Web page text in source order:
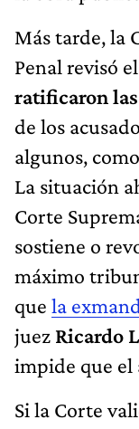
Más tarde, la
Penal revisó
ratificaron
de los
algunos, como
La situación
Corte
sostiene o
máximo
que la
juez Ricardo
impide que el
Si la Corte